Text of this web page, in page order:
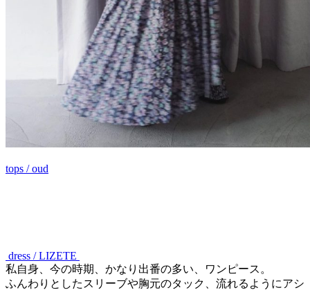
tops / oud
dress / LIZETE
私自身、今の時期、かなり出番の多い、ワンピース。
ふんわりとしたスリーブや胸元のタック、流れるようにアシ